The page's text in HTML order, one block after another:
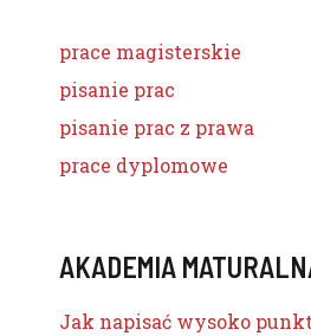
prace magisterskie
pisanie prac
pisanie prac z prawa
prace dyplomowe
AKADEMIA
Jak napisać wysoko